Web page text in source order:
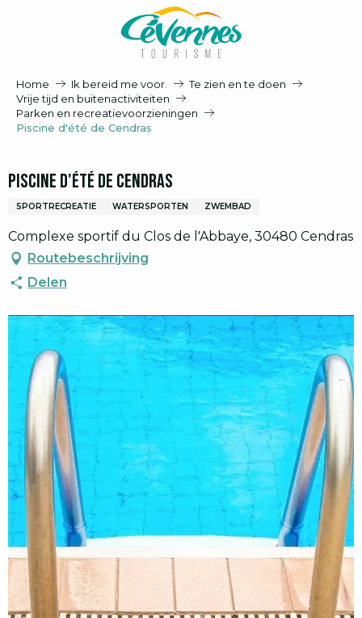
Home Ik bereid me voor.
Te zien en te doen
Vrije tijd en buitenactiviteiten
Parken en recreatievoorzieningen
Piscine d'été de Cendras
Piscine d'été de Cendras
SPORTRECREATIE WATERSPORTEN ZWEMBAD
Complexe sportif du Clos de l'Abbaye, 30480 Cendras
Routebeschrijving
Delen